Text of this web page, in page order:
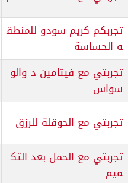
تجربكم كريم سودو للمنطق
ه الحساسة
تجربتي مع فيتامين د والو
سواس
تجربتي مع الحوقلة للرزق
تجربتي مع الحمل بعد التك
ميم